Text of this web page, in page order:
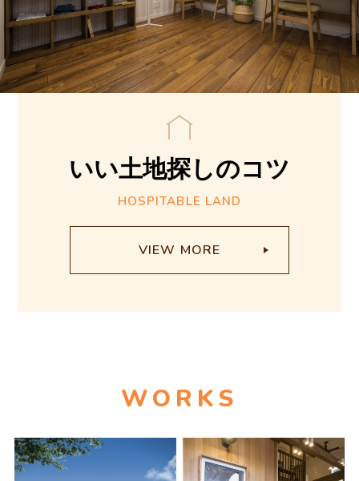
E
Tいい土地探しのコツ
HOSPITABLE LAND
O
T
VIEW MORE
WORKS